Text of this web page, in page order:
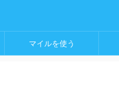
マイルを使う